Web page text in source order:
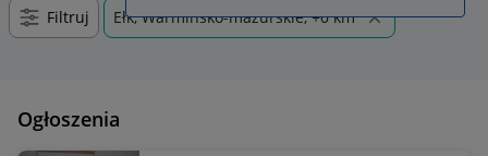
Filtruj Ełk, Warmińsko-mazurskie, +0 km
Ogłoszenia